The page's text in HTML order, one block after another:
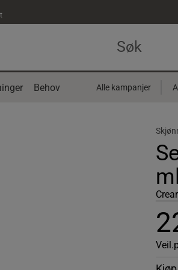
Behov Alle kampanjer
ml